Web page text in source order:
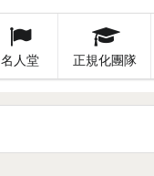
名人堂 正規化團隊